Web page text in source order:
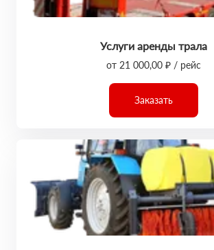
Услуги аренды трала
от 21 000,00 ₽ / рейс
Заказать